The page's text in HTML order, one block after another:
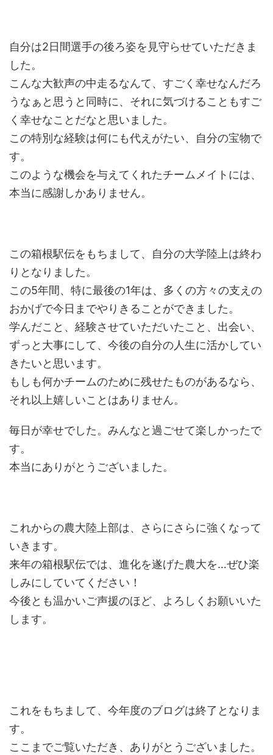
自分は2日間選手の後ろ姿を見守らせていただきま
した。
こんな大歓声の中走るなんて、すごく幸せなんだろ
うなぁと思うと同時に、それに気づけることもすご
く幸せなことだなと思いました。
この特別な経験は何にも代えがたい、自分の宝物で
す。
このような機会を与えてくれたチームメイトには、
本当に感謝しかありません。
この箱根駅伝をもちまして、自分の大学陸上は終わ
りとなりました。
この5年間、特に最後の1年は、多くの方々の支えの
おかげで今日までやりきることができました。
学んだこと、経験させていただいたこと、出会い、
ずっと大事にして、今後の自分の人生に活かしてい
きたいと思います。
もしも何かチームのために残せたものがあるなら、
それ以上嬉しいことはありません。
毎日が幸せでした。みんなと過ごせて楽しかったで
す。
本当にありがとうございました。
これからの農大陸上部は、さらにさらに強くなって
いきます。
来年の箱根駅伝では、進化を遂げた農大を…ぜひ楽
しみにしていてください！
今後とも温かいご声援のほど、よろしくお願いいた
します。
これをもちまして、今年度のブログは終了となりま
す。
ここまでご覧いただき、ありがとうございました。